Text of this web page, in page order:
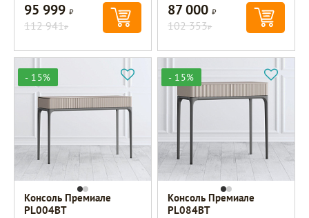
95 999Р
112 941Р
87 000Р
102 353Р
- 15%
Консоль Премиале
PL004BT
- 15%
Консоль Премиале
PL084BT